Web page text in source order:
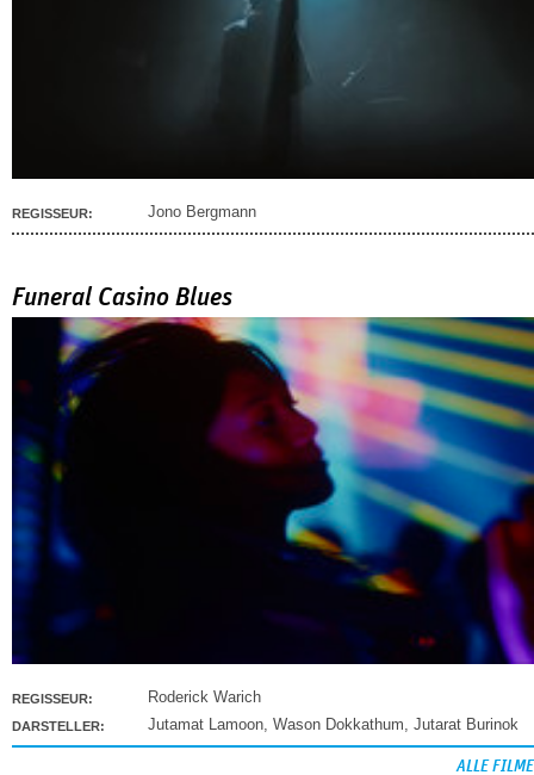
REGISSEUR: Jono Bergmann
Funeral Casino Blues
REGISSEUR: Roderick Warich
DARSTELLER: Jutamat Lamoon, Wason Dokkathum, Jutarat Burinok
ALLE FILME